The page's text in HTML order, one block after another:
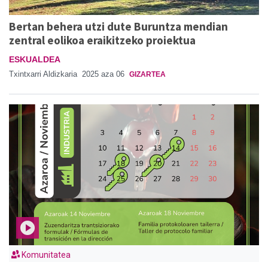
Bertan behera utzi dute Buruntza mendian
zentral eolikoa eraikitzeko proiektua
ESKUALDEA
Txintxarri Aldizkaria 2025 aza 06 GIZARTEA
Komunitatea